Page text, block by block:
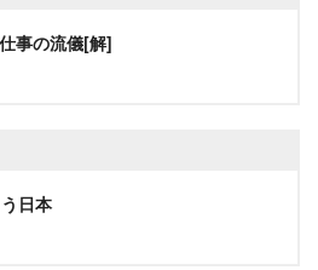
事の流儀[解]
日本